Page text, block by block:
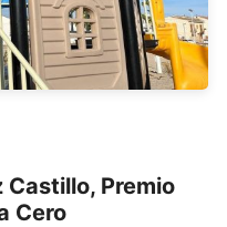
Castillo, Premio
Cero